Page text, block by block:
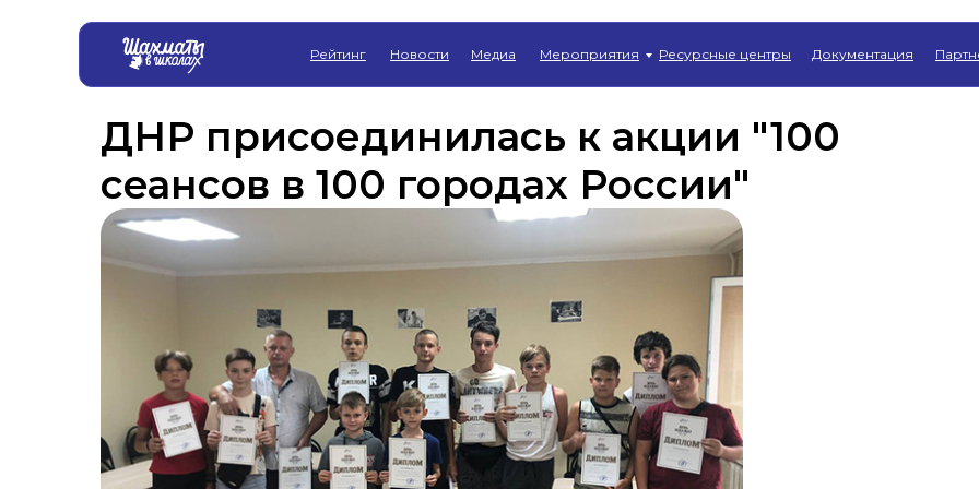
Рейтинг Документация
Ресурсные центры
Новости Мероприятия
Медиа
ДНР присоединилась к акции "100
сеансов в 100 городах России"